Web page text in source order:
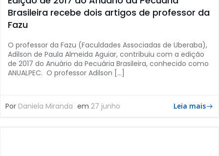
Brasileira recebe dois artigos de professor da
Fazu
O professor da Fazu (Faculdades Associadas de Uberaba),
Adilson de Paula Almeida Aguiar, contribuiu com a edição
de 2017 do Anuário da Pecuária Brasileira, conhecido como
ANUALPEC. O professor Adilson […]
Por Daniela Miranda em 27 junho Leia mais